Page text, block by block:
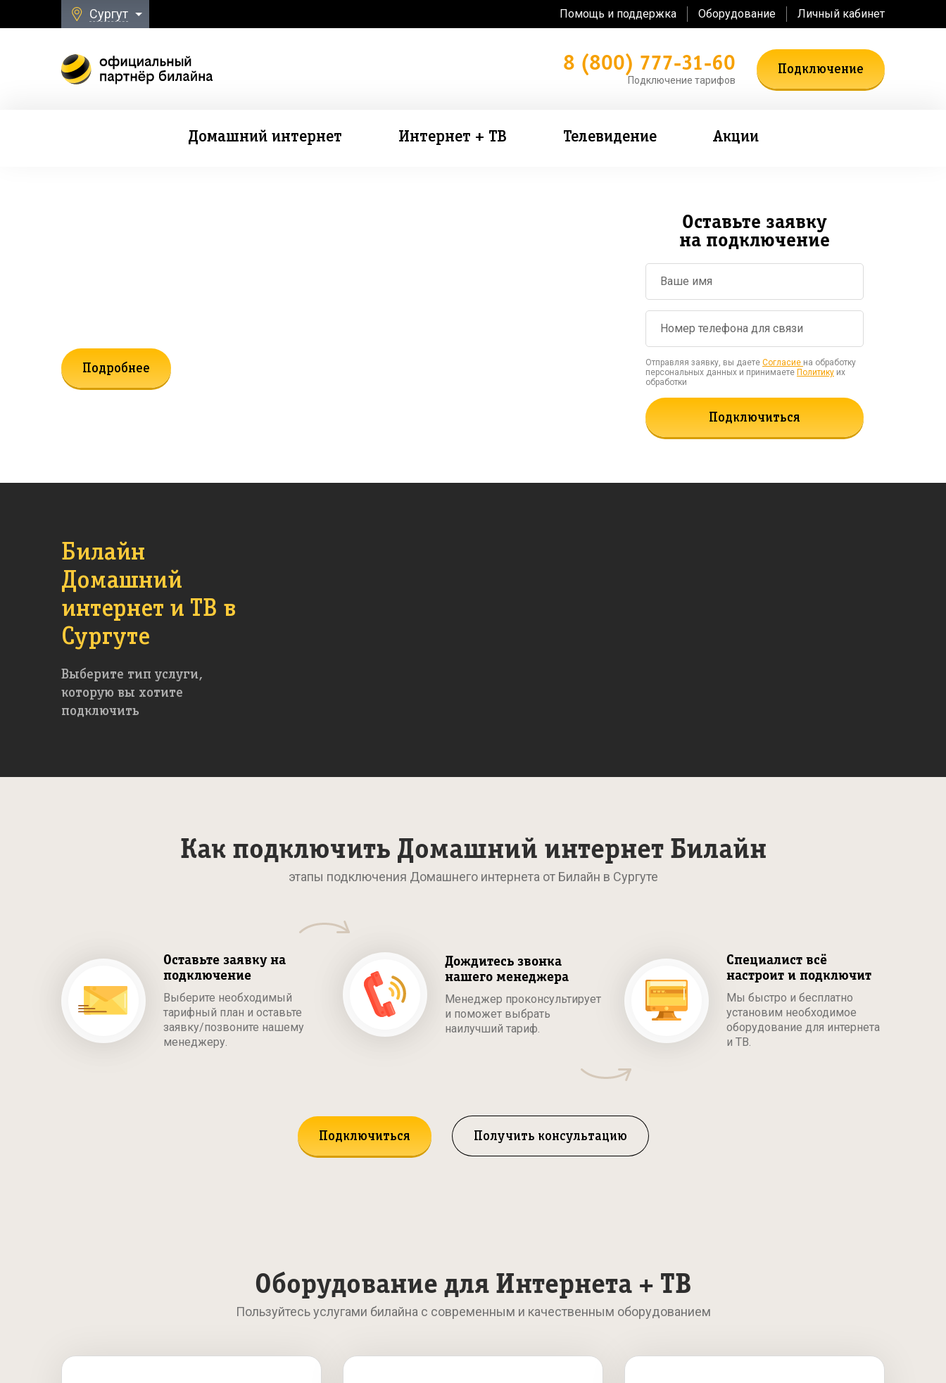
Сургут Помощь и поддержка Оборудование Личный кабинет
8 (800) 777-31-60
Подключение тарифов
Подключение
Домашний интернет Интернет + ТВ Телевидение Акции
Подробнее
Оставьте заявку
на подключение
Отправляя заявку, вы даете Согласие на обработку
персональных данных и принимаете Политику их
обработки
Подключиться
Билайн
Домашний
интернет и ТВ в
Сургуте
Выберите тип услуги,
которую вы хотите
подключить
Как подключить Домашний интернет Билайн
этапы подключения Домашнего интернета от Билайн в Сургуте
Оставьте заявку на
подключение
Выберите необходимый
тарифный план и оставьте
заявку/позвоните нашему
менеджеру.
Дождитесь звонка
нашего менеджера
Менеджер проконсультирует
и поможет выбрать
наилучший тариф.
Специалист всё
настроит и подключит
Мы быстро и бесплатно
установим необходимое
оборудование для интернета
и ТВ.
Подключиться Получить консультацию
Оборудование для Интернета + ТВ
Пользуйтесь услугами билайна с современным и качественным оборудованием